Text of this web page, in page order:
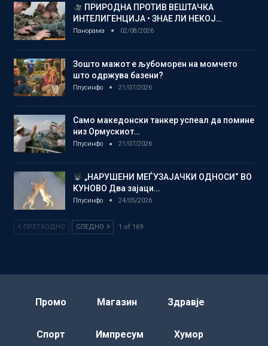
ПРИРОДНА ПРОТИВ ВЕШТАЧКА
ИНТЕЛИГЕНЦИЈА • ЗНАЕ ЛИ НЕКОЈ…
Панорама 02/08/2026
Зошто мажот е љубоморен на момчето
што одржува базени?
Плусинфо 21/07/2026
Само македонски танкер успеал да помине
низ Ормускиот…
Плусинфо 21/07/2026
„НАРУШЕНИ МЕЃУЗАЈАЧКИ ОДНОСИ“ ВО
КУНОВО Два зајаци…
Плусинфо 24/05/2026
ПРЕТХОДНО СЛЕДНО 1 of 169
Промо Магазин Здравје
Спорт Импресум Хумор